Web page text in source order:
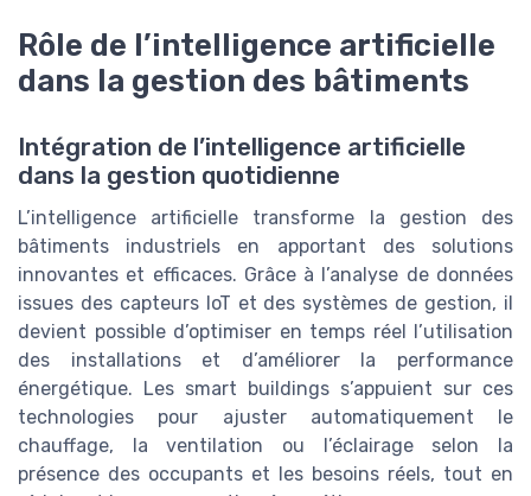
Rôle de l’intelligence artificielle
dans la gestion des bâtiments
Intégration de l’intelligence artificielle
dans la gestion quotidienne
L’intelligence artificielle transforme la gestion des
bâtiments industriels en apportant des solutions
innovantes et efficaces. Grâce à l’analyse de données
issues des capteurs IoT et des systèmes de gestion, il
devient possible d’optimiser en temps réel l’utilisation
des installations et d’améliorer la performance
énergétique. Les smart buildings s’appuient sur ces
technologies pour ajuster automatiquement le
chauffage, la ventilation ou l’éclairage selon la
présence des occupants et les besoins réels, tout en